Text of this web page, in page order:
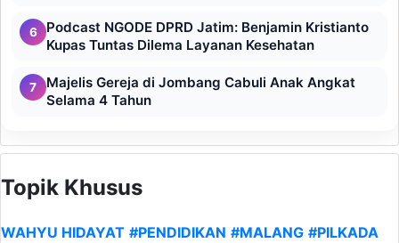
6
Podcast NGODE DPRD Jatim: Benjamin Kristianto
Kupas Tuntas Dilema Layanan Kesehatan
7
Majelis Gereja di Jombang Cabuli Anak Angkat
Selama 4 Tahun
Topik Khusus
WAHYU HIDAYAT #PENDIDIKAN #MALANG #PILKADA